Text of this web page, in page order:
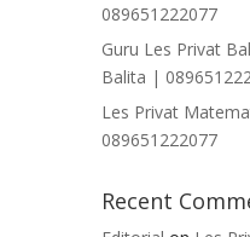
089651222077
Guru Les Privat
Balita |
Les Privat
089651222077
Recent